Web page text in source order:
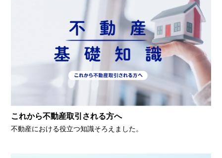
これから不動産取引される方へ
不動産における役立つ知識そろえました。